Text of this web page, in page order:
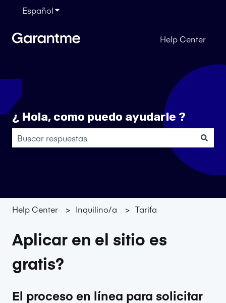
EspañolTraducciones de Mostrar submenú de
Help Center
¿ Hola, como puedo ayudarle ?
No hay sugerencias porque el campo de búsqueda
Help Center Inquilino/a Tarifa
Aplicar en el sitio es
gratis?
El proceso en línea para solicitar